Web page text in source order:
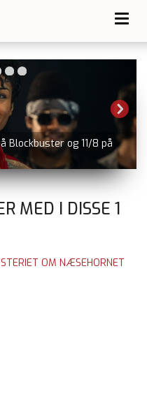
Blockbuster og 11/8 på
MED I DISSE 1
OM NÆSEHORNET